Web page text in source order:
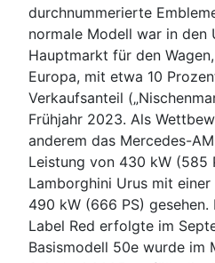
durchnummerierte
normale Modell war in den
Hauptmarkt für den
Europa, mit etwa 10
Verkaufsanteil
Frühjahr 2023. Als
anderem das Mercedes-
Leistung von 430 kW (585
Lamborghini Urus mit
490 kW (666 PS)
Label Red erfolgte im
Basismodell 50e wurde im